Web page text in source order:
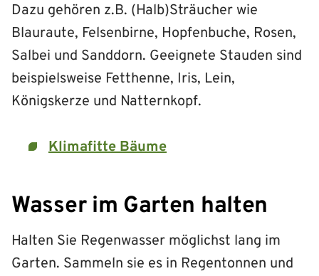
Dazu gehören z.B. (Halb)Sträucher wie
Blauraute, Felsenbirne, Hopfenbuche, Rosen,
Salbei und Sanddorn. Geeignete Stauden sind
beispielsweise Fetthenne, Iris, Lein,
Königskerze und Natternkopf.
Klimafitte Bäume
Wasser im Garten halten
Halten Sie Regenwasser möglichst lang im
Garten. Sammeln sie es in Regentonnen und